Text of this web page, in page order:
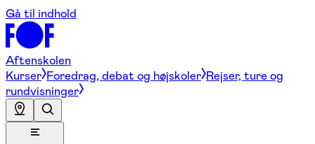
Gå til indhold
Aftenskolen
Kurser Foredrag, debat og højskoler Rejser, ture og
rundvisninger